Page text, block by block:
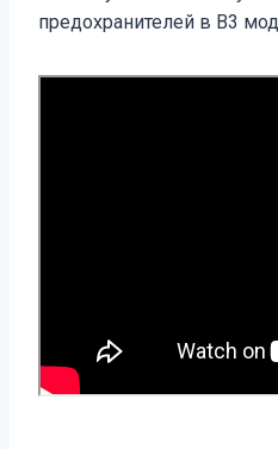
предохранителей в B3